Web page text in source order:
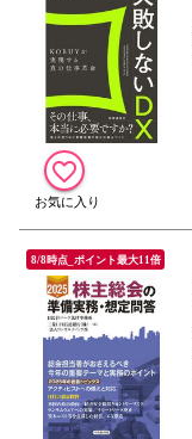
8/8時点_ポイント最大11倍